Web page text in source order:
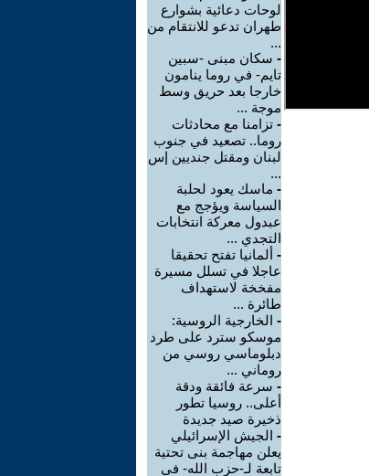
لوحات دعائية بشوارع
طهران تدعو للانتقام من
...
- سكان مبنى -سبين
تايم- في روما ينامون
خارجا بعد حريق وسط
موجة ...
- تزامنا مع محادثات
روما.. تصعيد في جنوب
لبنان ومقتل جنديين إس
...
- ماسك يعود لحلبة
السياسة ويؤجج مع
عبدول معركة انتخابات
التجدي ...
- ألمانيا تفتح تحقيقا
عاجلا في تسلل مسيرة
مفخخة لاستهداف
طائرة ...
- الخارجية الروسية:
موسكو سترد على طرد
دبلوماسي روسي من
روماني ...
- سرعة فائقة ودقة
أعلى.. روسيا تطور
ذخيرة صيد جديدة
- الجيش الإسرائيلي
يعلن مهاجمة بنى تحتية
تابعة لـ-حزب الله- في